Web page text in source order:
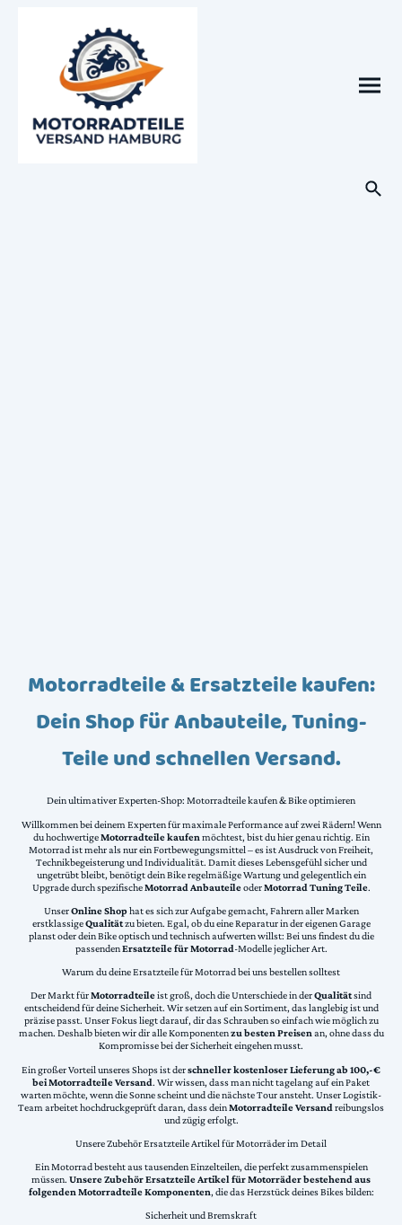
Motorradteile & Ersatzteile kaufen:
Dein Shop für Anbauteile, Tuning-
Teile und schnellen Versand.
Dein ultimativer Experten-Shop: Motorradteile kaufen & Bike optimieren
Willkommen bei deinem Experten für maximale Performance auf zwei Rädern! Wenn
du hochwertigeMotorradteile kaufen möchtest, bist du hier genau richtig. Ein
Motorrad ist mehr als nur ein Fortbewegungsmittel – es ist Ausdruck von Freiheit,
Technikbegeisterung und Individualität. Damit dieses Lebensgefühl sicher und
ungetrübt bleibt, benötigt dein Bike regelmäßige Wartung und gelegentlich ein
Upgrade durch spezifischeMotorrad AnbauteileoderMotorrad Tuning Teile.
UnserOnline Shophat es sich zur Aufgabe gemacht, Fahrern aller Marken
erstklassigeQualitätzu bieten. Egal, ob du eine Reparatur in der eigenen Garage
planst oder dein Bike optisch und technisch aufwerten willst: Bei uns findest du die
passendenErsatzteile für Motorrad-Modelle jeglicher Art.
Warum du deine Ersatzteile für Motorrad bei uns bestellen solltest
Der Markt fürMotorradteileist groß, doch die Unterschiede in derQualitätsind
entscheidend für deine Sicherheit. Wir setzen auf ein Sortiment, das langlebig ist und
präzise passt. Unser Fokus liegt darauf, dir das Schrauben so einfach wie möglich zu
machen. Deshalb bieten wir dir alle Komponentenzu besten Preisenan, ohne dass du
Kompromisse bei der Sicherheit eingehen musst.
Ein großer Vorteil unseres Shops ist derschneller kostenloser Lieferung ab 100,-€
bei Motorradteile Versand. Wir wissen, dass man nicht tagelang auf ein Paket
warten möchte, wenn die Sonne scheint und die nächste Tour ansteht. Unser Logistik-
Team arbeitet hochdruckgeprüft daran, dass deinMotorradteile Versand reibungslos
und zügig erfolgt.
Unsere Zubehör Ersatzteile Artikel für Motorräder im Detail
Ein Motorrad besteht aus tausenden Einzelteilen, die perfekt zusammenspielen
müssen. Unsere Zubehör Ersatzteile Artikel für Motorräder bestehend aus
folgenden Motorradteile Komponenten, die das Herzstück deines Bikes bilden:
Sicherheit und Bremskraft